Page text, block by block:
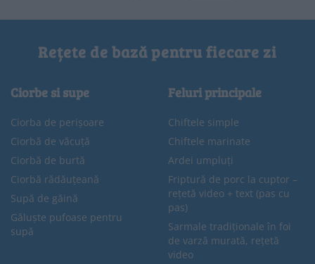
Rețete de bază pentru fiecare zi
Ciorbe si supe
Ciorba de perișoare
Ciorbă de văcuță
Ciorbă de burtă
Ciorbă rădăuțeană
Supă de găină
Găluște pufoase pentru
supă
Feluri principale
Chiftele simple
Chiftele marinate
Ardei umpluți
Friptură de porc la cuptor –
rețetă video + text (pas cu
pas)
Sarmale tradiționale în foi
de varză murată, rețetă
video